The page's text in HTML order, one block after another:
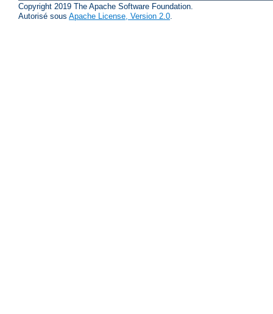
Copyright 2019 The Apache Software Foundation.
Autorisé sous Apache License, Version 2.0.